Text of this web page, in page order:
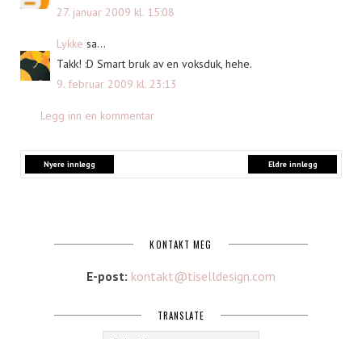
27. januar 2009 kl. 15:08
Lykke sa...
Takk! :D Smart bruk av en voksduk, hehe.
9. februar 2009 kl. 23:13
Legg inn en kommentar
Nyere innlegg Eldre innlegg
KONTAKT MEG
E-post: kontakt@tiselldesign.com
TRANSLATE